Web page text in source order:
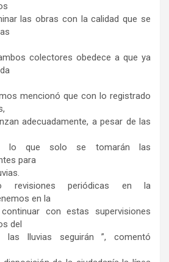
las obras con la calidad que se
colectores obedece a que ya
mencionó que con lo registrado
adecuadamente, a pesar de las
lo que solo se tomarán las
para
revisiones periódicas en la
en la
con estas supervisiones
del
las lluvias seguirán ”, comentó